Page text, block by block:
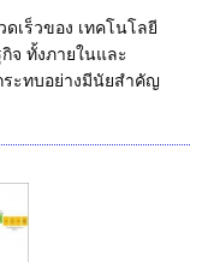
เร็วของ เทคโนโลยี
จ ทั้งภายในและ
ระทบอย่างมีนัยสำคัญ